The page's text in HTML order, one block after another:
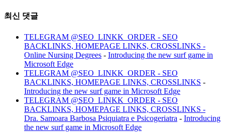
최신 댓글
TELEGRAM @SEO_LINKK_ORDER - SEO
BACKLINKS, HOMEPAGE LINKS, CROSSLINKS -
Online Nursing Degrees - Introducing the new surf game in
Microsoft Edge
TELEGRAM @SEO_LINKK_ORDER - SEO
BACKLINKS, HOMEPAGE LINKS, CROSSLINKS -
Introducing the new surf game in Microsoft Edge
TELEGRAM @SEO_LINKK_ORDER - SEO
BACKLINKS, HOMEPAGE LINKS, CROSSLINKS -
Dra. Samoara Barbosa Psiquiatra e Psicogeriatra - Introducing
the new surf game in Microsoft Edge